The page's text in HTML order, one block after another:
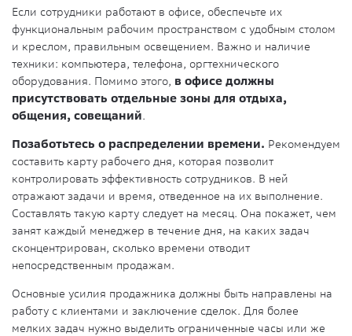
Если сотрудники работают в офисе, обеспечьте их
функциональным рабочим пространством с удобным столом
и креслом, правильным освещением. Важно и наличие
техники: компьютера, телефона, оргтехнического
оборудования. Помимо этого, в офисе должны
присутствовать отдельные зоны для отдыха,
общения, совещаний.
Позаботьтесь о распределении времени. Рекомендуем
составить карту рабочего дня, которая позволит
контролировать эффективность сотрудников. В ней
отражают задачи и время, отведенное на их выполнение.
Составлять такую карту следует на месяц. Она покажет, чем
занят каждый менеджер в течение дня, на каких задач
сконцентрирован, сколько времени отводит
непосредственным продажам.
Основные усилия продажника должны быть направлены на
работу с клиентами и заключение сделок. Для более
мелких задач нужно выделить ограниченные часы или же